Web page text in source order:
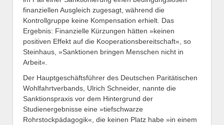
finanziellen Ausgleich zugesagt, während die
Kontrollgruppe keine Kompensation erhielt. Das
Ergebnis: Finanzielle Kürzungen hätten »keinen
positiven Effekt auf die Kooperationsbereitschaft«, so
Steinhaus, »Sanktionen bringen Menschen nicht in
Arbeit«.
Der Hauptgeschäftsführer des Deutschen Paritätischen
Wohlfahrtverbands, Ulrich Schneider, nannte die
Sanktionspraxis vor dem Hintergrund der
Studienergebnisse eine »tiefschwarze
Rohrstockpädagogik«, die keinen Platz habe »in einem